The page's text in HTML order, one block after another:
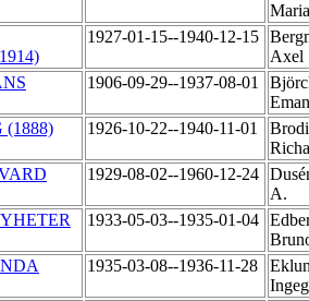
1927-01-15--1940-12-15
Axel
1906-09-29--1937-08-01
1926-10-22--1940-11-01
1929-08-02--1960-12-24
A.
1933-05-03--1935-01-04
1935-03-08--1936-11-28